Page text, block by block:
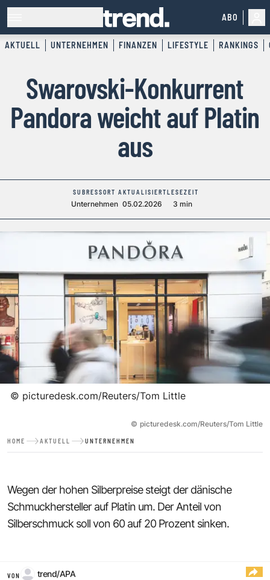
ABO
AKTUELL UNTERNEHMEN FINANZEN LIFESTYLE RANKINGS
Swarovski-Konkurrent
Pandora weicht auf Platin
aus
SUBRESSORT
Unternehmen
AKTUALISIERT
05.02.2026
LESEZEIT
3 min
© picturedesk.com/Reuters/Tom Little
© picturedesk.com/Reuters/Tom Little
HOME AKTUELL UNTERNEHMEN
Wegen der hohen Silberpreise steigt der dänische
Schmuckhersteller auf Platin um. Der Anteil von
Silberschmuck soll von 60 auf 20 Prozent sinken.
VON trend/APA